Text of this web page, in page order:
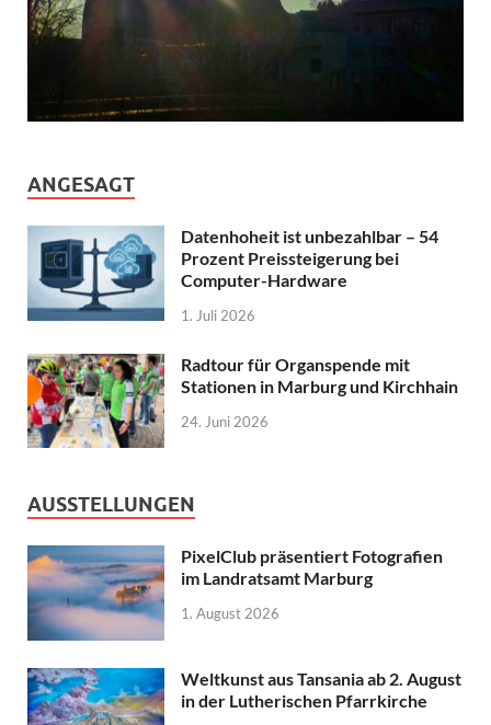
ANGESAGT
Datenhoheit ist unbezahlbar – 54
Prozent Preissteigerung bei
Computer-Hardware
1. Juli 2026
Radtour für Organspende mit
Stationen in Marburg und Kirchhain
24. Juni 2026
AUSSTELLUNGEN
PixelClub präsentiert Fotografien
im Landratsamt Marburg
1. August 2026
Weltkunst aus Tansania ab 2. August
in der Lutherischen Pfarrkirche